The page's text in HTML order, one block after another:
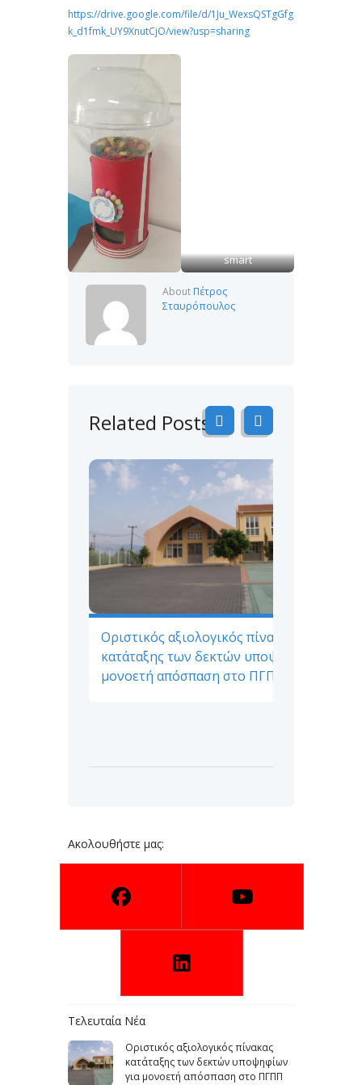
https://drive.google.com/file/d/1Ju_WexsQSTgGfg
k_d1fmk_UY9XnutCjO/view?usp=sharing
smart
smart
smart
About Πέτρος
Σταυρόπουλος
Related Posts
Οριστικός αξιολογικός πίνακας
κατάταξης των δεκτών υποψηφίων για
μονοετή απόσπαση στο ΠΓΠΠ
Ακολουθήστε μας:
Τελευταία Νέα
Οριστικός αξιολογικός πίνακας
κατάταξης των δεκτών υποψηφίων
για μονοετή απόσπαση στο ΠΓΠΠ